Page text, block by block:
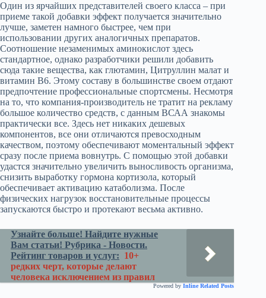
Один из ярчайших представителей своего класса – при
приеме такой добавки эффект получается значительно
лучше, заметен намного быстрее, чем при
использовании других аналогичных препаратов.
Соотношение незаменимых аминокислот здесь
стандартное, однако разработчики решили добавить
сюда такие вещества, как глютамин, Цитруллин малат и
витамин В6. Этому составу в большинстве своем отдают
предпочтение профессиональные спортсмены. Несмотря
на то, что компания-производитель не тратит на рекламу
большое количество средств, с данным ВСАА знакомы
практически все. Здесь нет никаких дешевых
компонентов, все они отличаются превосходным
качеством, поэтому обеспечивают моментальный эффект
сразу после приема вовнутрь. С помощью этой добавки
удастся значительно увеличить выносливость организма,
снизить выработку гормона кортизола, который
обеспечивает активацию катаболизма. После
физических нагрузок восстановительные процессы
запускаются быстро и протекают весьма активно.
Узнайте больше! Найдите нужные
Вам статьи! Рубрика - Новости.
Рейтинг товаров и услуг: 10+
редких черт, которые делают
человека исключением из правил
Powered by Inline Related Posts